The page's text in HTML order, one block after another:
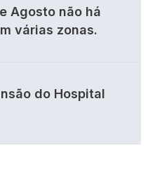
Agosto não há
várias zonas.
do Hospital